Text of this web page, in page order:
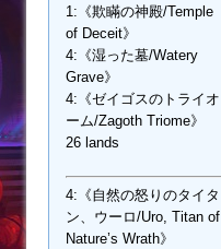
1:《欺瞞の神殿/Temple
of Deceit》
4:《湿った墓/Watery
Grave》
4:《ゼイゴスのトライオ
ーム/Zagoth Triome》
26 lands
4:《自然の怒りのタイタ
ン、ウーロ/Uro, Titan of
Nature’s Wrath》